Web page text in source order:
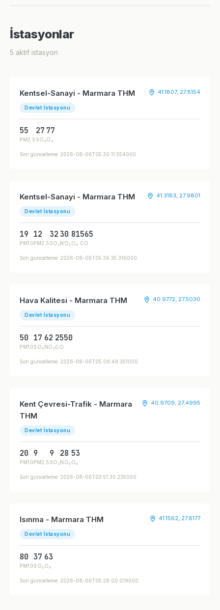
İstasyonlar
5 aktif istasyon
Kentsel-Sanayi - Marmara THM
Devlet İstasyonu
41.1807, 27.8154
55
PM2.5
27
SO₂
77
O₃
Son güncelleme: 2026-08-06T05:30:11.554000
Kentsel-Sanayi - Marmara THM
Devlet İstasyonu
41.3183, 27.9801
19
PM10
12
PM2.5
32
SO₂
30
NO₂
81
O₃
565
CO
Son güncelleme: 2026-08-06T05:36:35.316000
Hava Kalitesi - Marmara THM
Devlet İstasyonu
40.9772, 27.5030
50
PM10
17
SO₂
62
NO₂
2550
CO
Son güncelleme: 2026-08-06T05:08:49.351000
Kent Çevresi-Trafik - Marmara
THM
Devlet İstasyonu
40.9709, 27.4995
20
PM10
9
PM2.5
9
SO₂
28
NO₂
53
O₃
Son güncelleme: 2026-08-06T03:51:30.235000
Isınma - Marmara THM
Devlet İstasyonu
41.1562, 27.8177
80
PM10
37
SO₂
63
O₃
Son güncelleme: 2026-08-06T05:28:00.019000